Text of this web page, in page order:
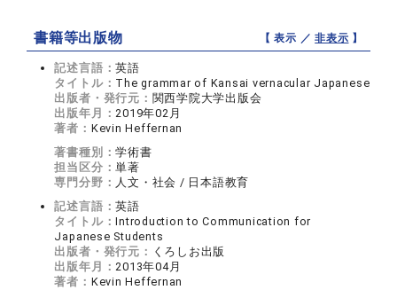
書籍等出版物 【 表示 ／非表示 】
記述言語：英語
タイトル： The grammar of Kansai vernacular Japanese
出版者・発行元： 関西学院大学出版会
出版年月：2019年02月
著者： Kevin Heffernan
著書種別：学術書
担当区分：単著
専門分野： 人文・社会 / 日本語教育
記述言語：英語
タイトル：Introduction to Communication for
Japanese Students
出版者・発行元： くろしお出版
出版年月：2013年04月
著者： Kevin Heffernan